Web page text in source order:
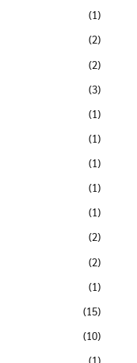
(1)
(2)
(2)
(3)
(1)
(1)
(1)
(1)
(1)
(2)
(2)
(1)
(15)
(10)
(1)